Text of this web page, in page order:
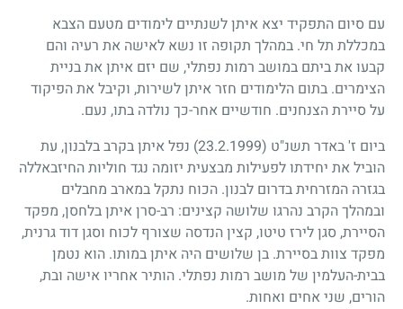
עם סיום התפקיד יצא איתן לשנתיים לימודים מטעם הצבא
במכללת תל חי. במהלך תקופה זו נשא לאישה את רעיה והם
קבעו את ביתם במושב רמות נפתלי, שם יזם איתן את בניית
הצימרים. בתום הלימודים חזר איתן לשירות, וקיבל את הפיקוד
על סיירת הצנחנים. חודשיים אחר-כך נולדה בתו, נעם.
ביום ז' באדר תשנ"ט (23.2.1999)
נפל איתן בקרב בלבנון, עת
הוביל את יחידתו לפעילות מבצעית יזומה נגד חוליות החיזבאללה
בגזרה המזרחית בדרום לבנון. הכוח נתקל במארב מחבלים
ובמהלך הקרב נהרגו שלושה קצינים: רב-סרן איתן בלחסן, מפקד
הסיירת, סגן לירז טיטו, קצין הנדסה שצורף לכוח וסגן דוד גרנית,
מפקד צוות בסיירת. בן שלושים היה איתן במותו. הוא נטמן
בבית-העלמין של מושב רמות נפתלי. הותיר אחריו אישה ובת,
הורים, שני אחים ואחות.